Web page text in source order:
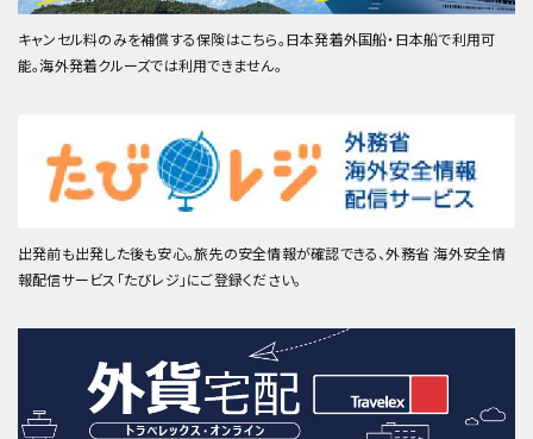
キャンセル料のみを補償する保険はこちら。日本発着外国船・日本船で利用可
能。海外発着クルーズでは利用できません。
出発前も出発した後も安心。旅先の安全情報が確認できる、外務省 海外安全情
報配信サービス「たびレジ」にご登録ください。